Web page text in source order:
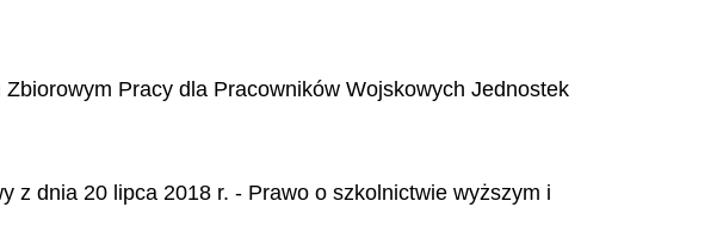
Pracy dla Pracowników Wojskowych Jednostek
z dnia 20 lipca 2018 r. - Prawo o szkolnictwie wyższym i